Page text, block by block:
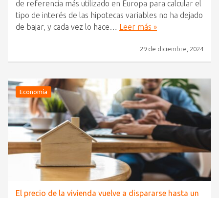
de referencia más utilizado en Europa para calcular el
tipo de interés de las hipotecas variables no ha dejado
de bajar, y cada vez lo hace… Leer más »
29 de diciembre, 2024
Economía
El precio de la vivienda vuelve a dispararse hasta un